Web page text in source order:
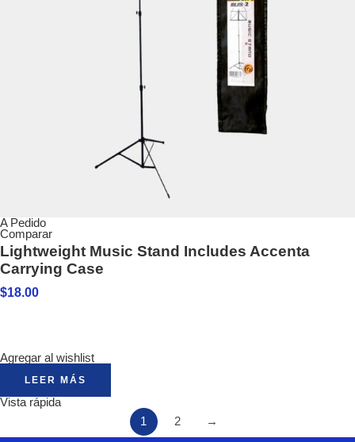
A Pedido
Comparar
Lightweight Music Stand Includes Accenta
Carrying Case
$18.00
Agregar al wishlist
LEER MÁS
Vista rápida
1
2 →